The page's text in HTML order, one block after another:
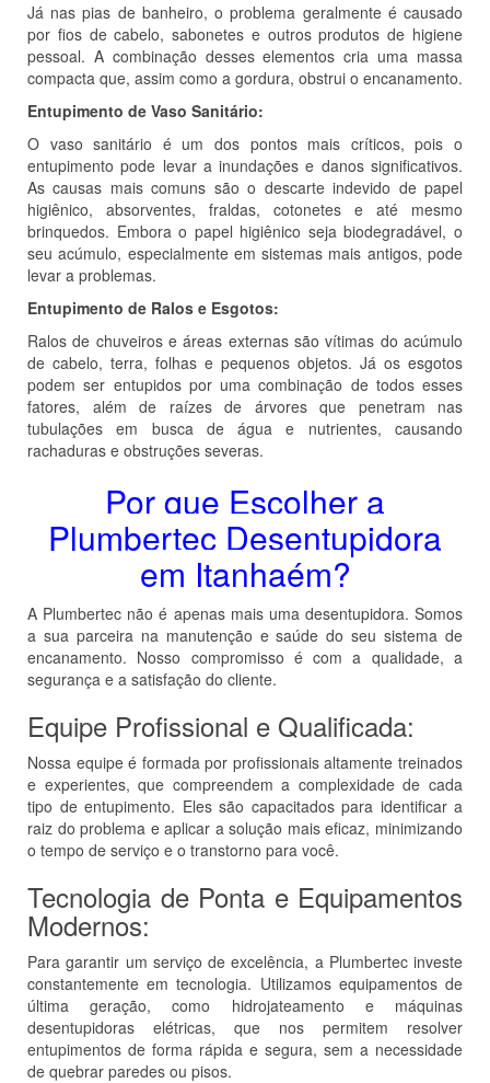
Já nas pias de banheiro, o problema geralmente é causado
por fios de cabelo, sabonetes e outros produtos de higiene
pessoal. A combinação desses elementos cria uma massa
compacta que, assim como a gordura, obstrui o encanamento.
Entupimento de Vaso Sanitário:
O vaso sanitário é um dos pontos mais críticos, pois o
entupimento pode levar a inundações e danos significativos.
As causas mais comuns são o descarte indevido de papel
higiênico, absorventes, fraldas, cotonetes e até mesmo
brinquedos. Embora o papel higiênico seja biodegradável, o
seu acúmulo, especialmente em sistemas mais antigos, pode
levar a problemas.
Entupimento de Ralos e Esgotos:
Ralos de chuveiros e áreas externas são vítimas do acúmulo
de cabelo, terra, folhas e pequenos objetos. Já os esgotos
podem ser entupidos por uma combinação de todos esses
fatores, além de raízes de árvores que penetram nas
tubulações em busca de água e nutrientes, causando
rachaduras e obstruções severas.
Por que Escolher a
Plumbertec Desentupidora
em Itanhaém?
A Plumbertec não é apenas mais uma desentupidora. Somos
a sua parceira na manutenção e saúde do seu sistema de
encanamento. Nosso compromisso é com a qualidade, a
segurança e a satisfação do cliente.
Equipe Profissional e Qualificada:
Nossa equipe é formada por profissionais altamente treinados
e experientes, que compreendem a complexidade de cada
tipo de entupimento. Eles são capacitados para identificar a
raiz do problema e aplicar a solução mais eficaz, minimizando
o tempo de serviço e o transtorno para você.
Tecnologia de Ponta e Equipamentos
Modernos:
Para garantir um serviço de excelência, a Plumbertec investe
constantemente em tecnologia. Utilizamos equipamentos de
última geração, como hidrojateamento e máquinas
desentupidoras elétricas, que nos permitem resolver
entupimentos de forma rápida e segura, sem a necessidade
de quebrar paredes ou pisos.